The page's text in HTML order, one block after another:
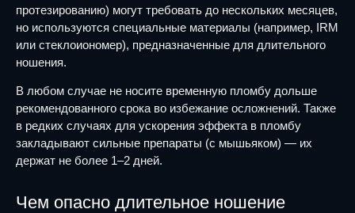
протезированию) могут требовать до нескольких месяцев,
но используются специальные материалы (например, IRM
или стеклоиономер), предназначенные для длительного
ношения.
В любом случае не носите временную пломбу дольше
рекомендованного срока во избежание осложнений. Также
в редких случаях для ускорения эффекта в пломбу
закладывают сильные препараты (с мышьяком) — их
держат не более 1–2 дней.
Чем опасно длительное ношение